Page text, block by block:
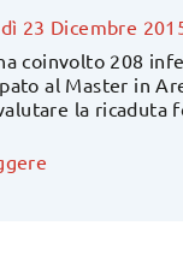
23 Dicembre
coinvolto 208
al Master in
la ricaduta